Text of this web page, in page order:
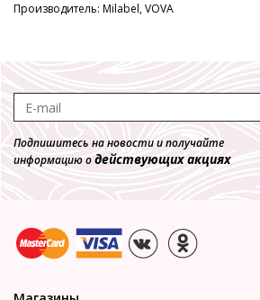
Производитель: Milabel, VOVA
Подпишитесь на новости и получайте
информацию одействующих акциях